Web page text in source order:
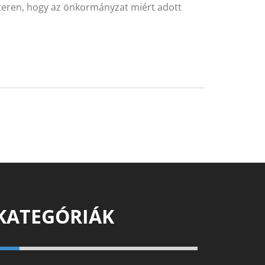
hogy az önkormányzat miért adott